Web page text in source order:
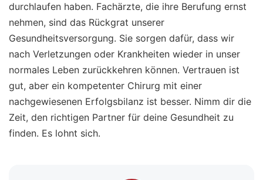
durchlaufen haben. Fachärzte, die ihre Berufung ernst
nehmen, sind das Rückgrat unserer
Gesundheitsversorgung. Sie sorgen dafür, dass wir
nach Verletzungen oder Krankheiten wieder in unser
normales Leben zurückkehren können. Vertrauen ist
gut, aber ein kompetenter Chirurg mit einer
nachgewiesenen Erfolgsbilanz ist besser. Nimm dir die
Zeit, den richtigen Partner für deine Gesundheit zu
finden. Es lohnt sich.